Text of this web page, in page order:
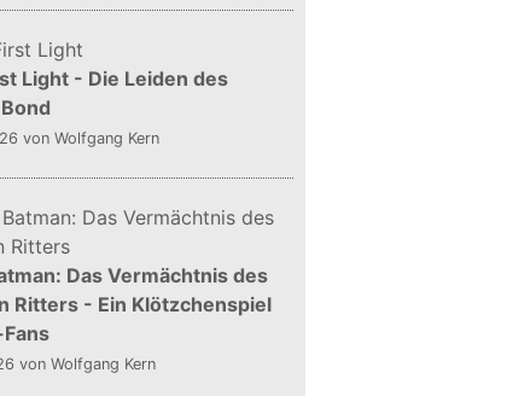
Light - Die Leiden des
von Wolfgang Kern
Das Vermächtnis des
Ritters - Ein Klötzchenspiel
von Wolfgang Kern